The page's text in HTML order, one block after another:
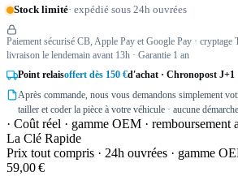
Stock limité· expédié sous 24h ouvrées
Paiement sécurisé CB, Apple Pay et Google Pay · cryptage
livraison le lendemain avant 13h · Garantie 1 an
Point relaisoffert dès 150 €d'achat · Chronopost J+1
Après commande, nous vous demandons simplement
tailler et coder la pièce à votre véhicule · aucune
· Coût réel · gamme OEM · remboursement
La Clé Rapide
Prix tout compris · 24h ouvrées · gamme
59,00 €